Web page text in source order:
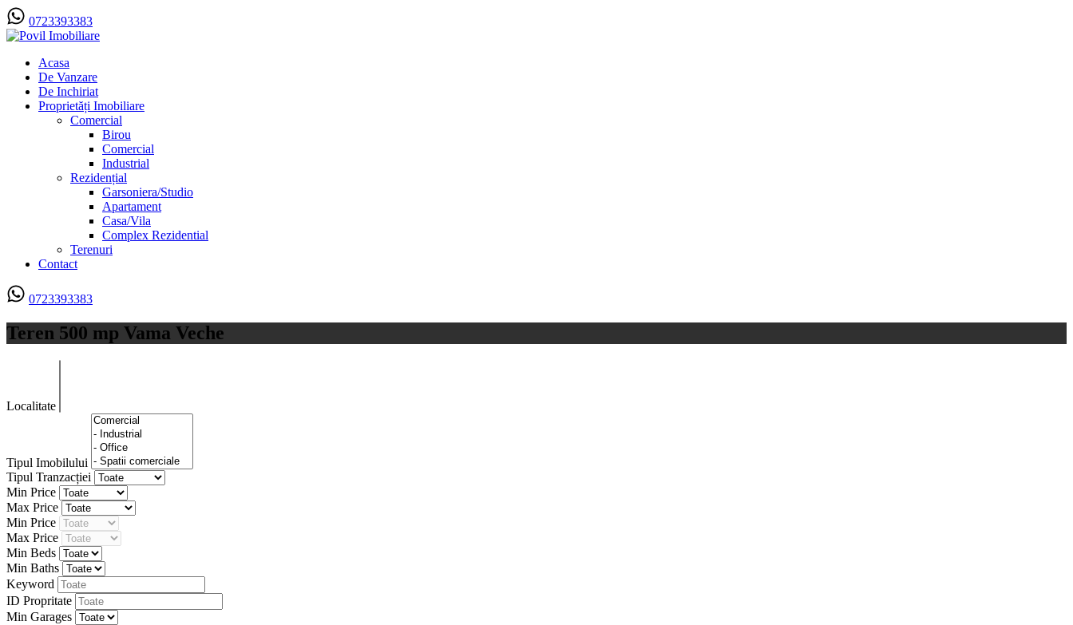
0723393383
Acasa
De Vanzare
De Inchiriat
Proprietăți Imobiliare
Comercial
Birou
Comercial
Industrial
Rezidențial
Garsoniera/Studio
Apartament
Casa/Vila
Complex Rezidential
Terenuri
Contact
0723393383
Teren 500 mp Vama Veche
Localitate
Tipul Imobilului
Tipul Tranzacției
Min Price
Max Price
Min Price
Max Price
Min Beds
Min Baths
Keyword
ID Propritate
Min Garages